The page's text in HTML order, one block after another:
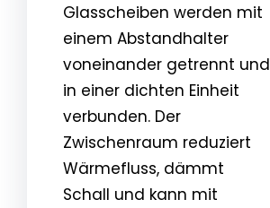
Glasscheiben werden mit
einem Abstandhalter
voneinander getrennt und
in einer dichten Einheit
verbunden. Der
Zwischenraum reduziert
Wärmefluss, dämmt
Schall und kann mit